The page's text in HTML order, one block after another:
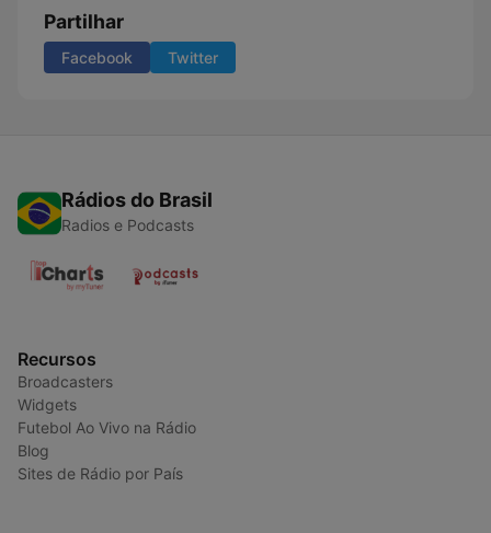
Partilhar
Facebook Twitter
Rádios do Brasil
Radios e Podcasts
Recursos
Broadcasters
Widgets
Futebol Ao Vivo na Rádio
Blog
Sites de Rádio por País